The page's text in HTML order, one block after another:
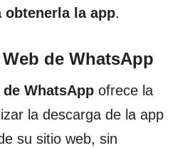
obtenerla la app.
de WhatsApp
WhatsApp ofrece la
la descarga de la app
su sitio web, sin